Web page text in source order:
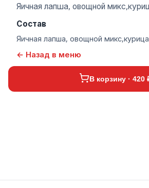
Яичная лапша, овощной
Состав
Яичная лапша, овощной
← Назад в меню
В корзину · 420